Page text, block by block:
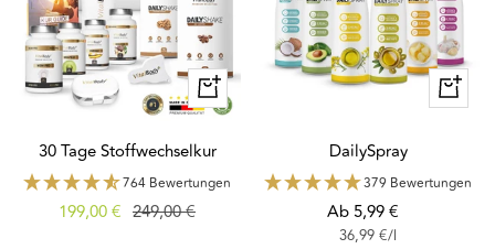
Schnellansicht
30 Tage Stoffwechselkur
764 Bewertungen
Angebotspreis
199,00 € Regulärer
249,00 €
DailySpray
379 Bewertungen
Angebotspreis
Ab 5,99 €
36,99 €/l